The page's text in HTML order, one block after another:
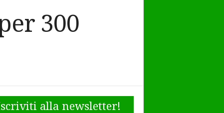
300
alla newsletter!